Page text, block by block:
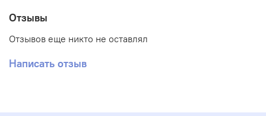
Отзывы
Отзывов еще никто не оставлял
Написать отзыв